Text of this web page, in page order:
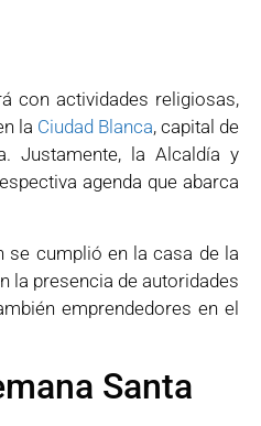
con actividades religiosas,
la Ciudad Blanca, capital de
Justamente, la Alcaldía y
agenda que abarca
se cumplió en la casa de la
la presencia de autoridades
emprendedores en el
Santa